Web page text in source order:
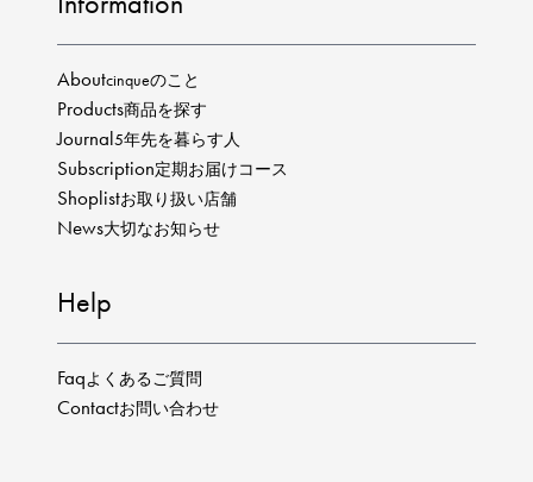
Aboutcinqueのこと
Products商品を探す
Journal5年先を暮らす人
Subscription定期お届けコース
Shoplistお取り扱い店舗
News大切なお知らせ
Help
Faqよくあるご質問
Contactお問い合わせ